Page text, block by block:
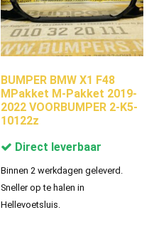
BUMPER BMW X1 F48
MPakket M-Pakket 2019-
2022 VOORBUMPER 2-K5-
10122z
Direct leverbaar
Binnen 2 werkdagen geleverd.
Sneller op te halen in
Hellevoetsluis.